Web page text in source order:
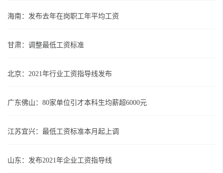
海南：发布去年在岗职工年平均工资
甘肃：调整最低工资标准
北京：2021年行业工资指导线发布
广东佛山：80家单位引才本科生均薪超6000元
江苏宜兴：最低工资标准本月起上调
山东：发布2021年企业工资指导线